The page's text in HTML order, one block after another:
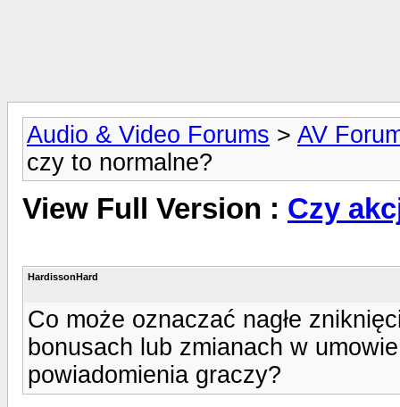
Audio & Video Forums > AV
czy to normalne?
View Full Version : Czy
HardissonHard
Co może oznaczać nagłe
bonusach lub zmianach w
powiadomienia graczy?